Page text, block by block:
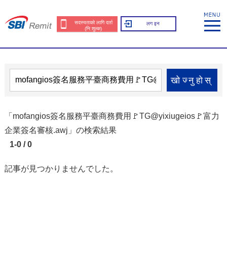
सदस्यताको लागि दर्ता
(नि:शुल्क)
लग इन
खोज्नुहोस्
「mofangios簽名服務平臺商務費用🚩TG@yixiugeios🚩富力
企業簽名審核.awj」の検索結果
1-0 / 0
記事が見つかりませんでした。